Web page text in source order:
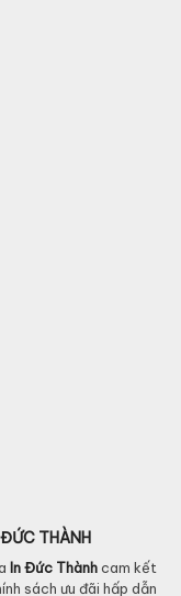
THÀNH
In Đức Thànhcam kết
sách ưu đãi hấp dẫn